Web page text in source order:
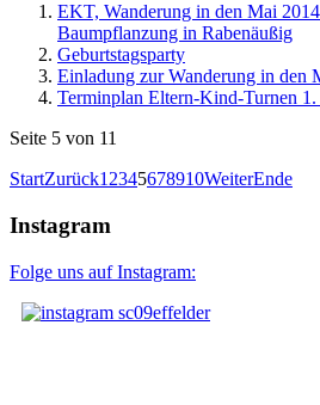
EKT, Wanderung in den Mai
Baumpflanzung in Rabenäußig
Geburtstagsparty
Einladung zur Wanderung in den
Terminplan Eltern-Kind-Turnen
Seite 5 von 11
StartZurück1 2345678910WeiterEnde
Instagram
Folge uns auf Instagram: